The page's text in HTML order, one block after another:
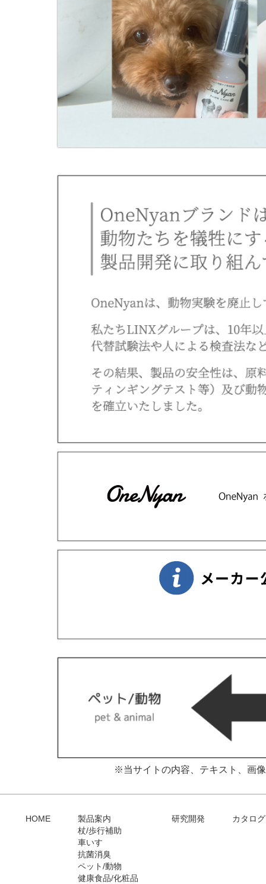
※当サイトの内容、テキスト、画
HOME
製品案内
杖/歩行補助
車いす
抗菌消臭
ペット/動物
健康食品/化粧品
研究開発 カタロ